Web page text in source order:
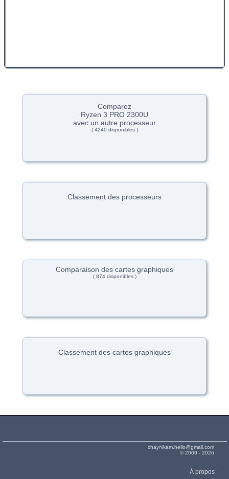
Comparez
Ryzen 3 PRO 2300U
avec un autre processeur
( 4240 disponibles )
Classement des processeurs
Comparaison des cartes graphiques
( 874 disponibles )
Classement des cartes graphiques
chaynikam.hello@gmail.com
© 2009 - 2026
À propos